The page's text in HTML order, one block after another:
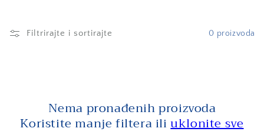
l Filtrirajte i sortirajte 0 proizvoda
Nema pronađenih proizvoda
Koristite manje filtera iliuklonite sve